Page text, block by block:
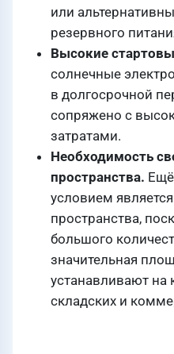
или
резервного
Высокие
солнечные
в долгосрочной
сопряжено с
затратами.
Необходимость
пространства.
условием
пространства,
большого
значительная
устанавливают
складских и